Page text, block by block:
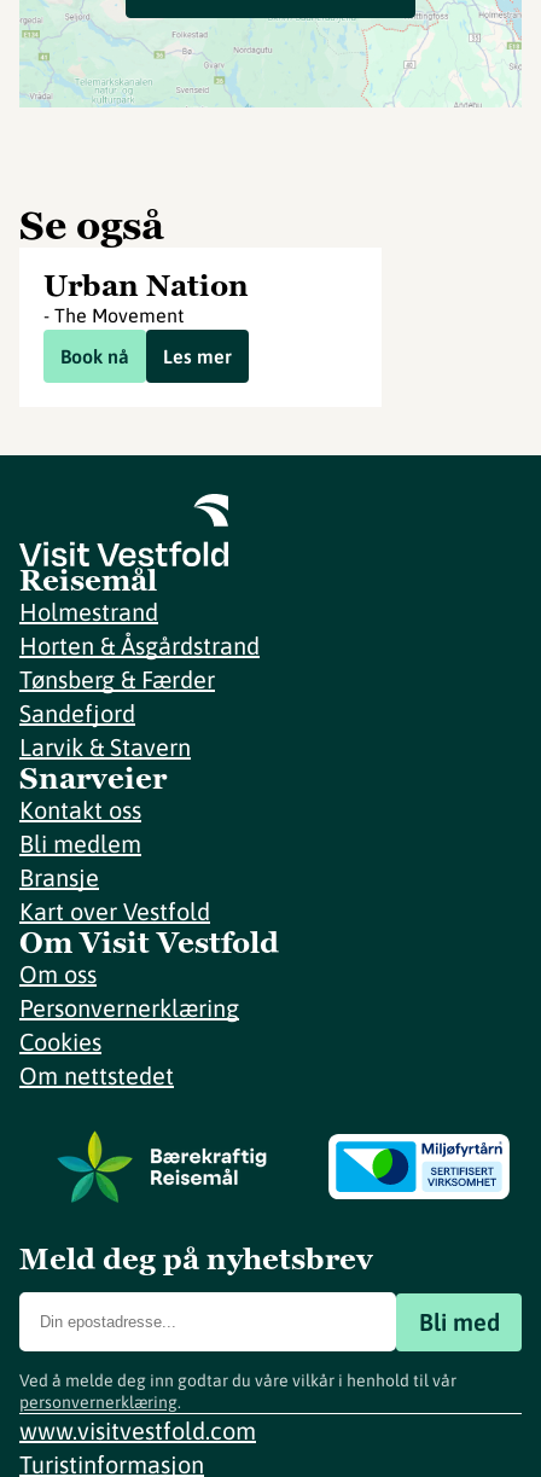
Se også
Urban Nation
- The Movement
Book nå
Les mer
Reisemål
Holmestrand
Horten & Åsgårdstrand
Tønsberg & Færder
Sandefjord
Larvik & Stavern
Snarveier
Kontakt oss
Bli medlem
Bransje
Kart over Vestfold
Om Visit Vestfold
Om oss
Personvernerklæring
Cookies
Om nettstedet
Meld deg på nyhetsbrev
Bli med
Ved å melde deg inn godtar du våre vilkår i henhold til vår
personvernerklæring.
www.visitvestfold.com
Turistinformasjon